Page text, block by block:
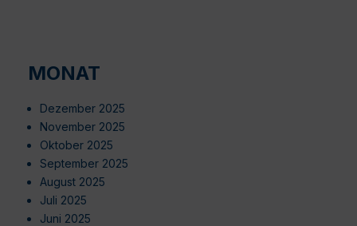
MONAT
Dezember 2025
November 2025
Oktober 2025
September 2025
August 2025
Juli 2025
Juni 2025